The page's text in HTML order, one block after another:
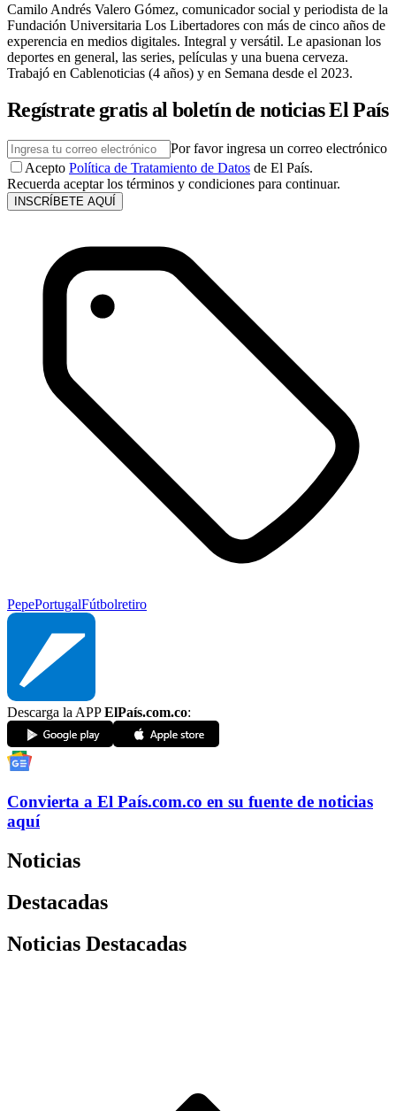
Camilo Andrés Valero Gómez, comunicador social y periodista de la
Fundación Universitaria Los Libertadores con más de cinco años de
experencia en medios digitales. Integral y versátil. Le apasionan los
deportes en general, las series, películas y una buena cerveza.
Trabajó en Cablenoticias (4 años) y en Semana desde el 2023.
Regístrate gratis al boletín de noticias El País
Por favor ingresa un correo electrónico
Acepto Política de Tratamiento de Datos de El País.
Recuerda aceptar los términos y condiciones para continuar.
INSCRÍBETE AQUÍ
PepePortugalFútbolretiro
Descarga la APPElPaís.com.co:
Convierta a El País.com.co en su fuente de noticias
aquí
Noticias
Destacadas
Noticias Destacadas